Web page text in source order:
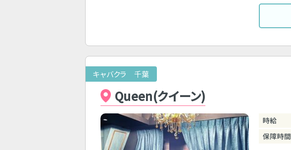
キャバクラ 千葉
Queen(クイーン)
時給
保障時間